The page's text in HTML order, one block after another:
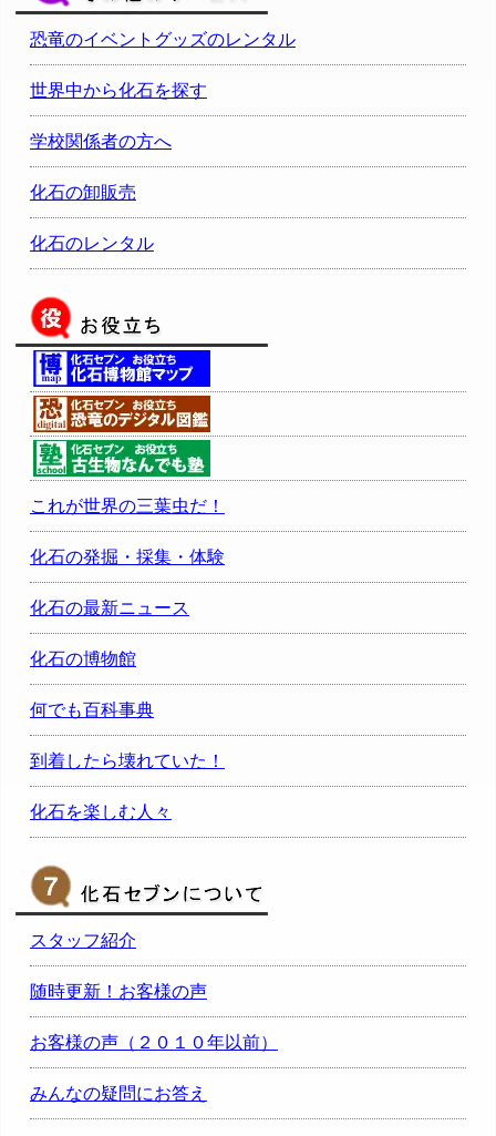
恐竜のイベントグッズのレンタル
世界中から化石を探す
学校関係者の方へ
化石の卸販売
化石のレンタル
これが世界の三葉虫だ！
化石の発掘・採集・体験
化石の最新ニュース
化石の博物館
何でも百科事典
到着したら壊れていた！
化石を楽しむ人々
スタッフ紹介
随時更新！お客様の声
お客様の声（２０１０年以前）
みんなの疑問にお答え